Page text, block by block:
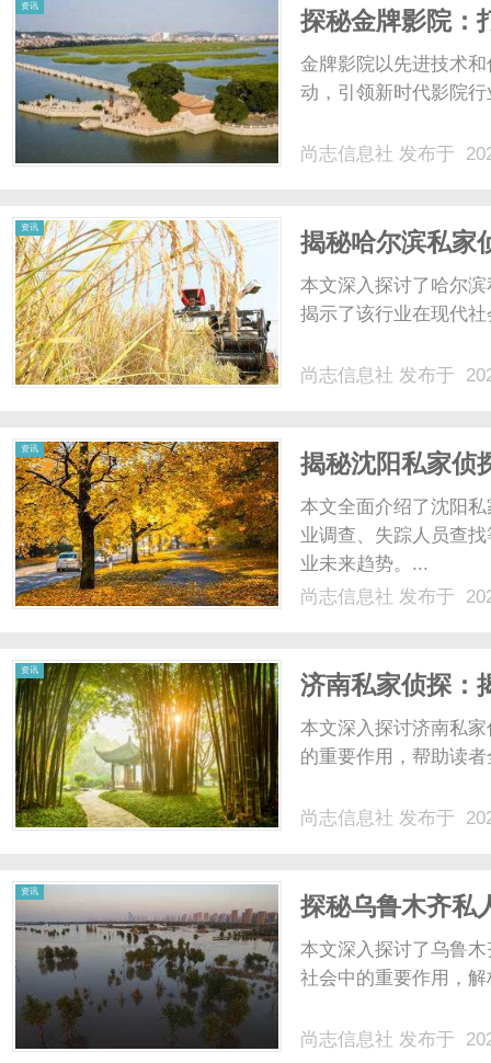
资讯
探秘金牌影院：
金牌影院以先进技术
动，引领新时代影院
尚志信息社 发布于
资讯
揭秘哈尔滨私家
本文深入探讨了哈尔
揭示了该行业在现代
尚志信息社 发布于
资讯
揭秘沈阳私家侦
全方位解析
本文全面介绍了沈阳
业调查、失踪人员查
业未来趋势。...
尚志信息社 发布于
资讯
济南私家侦探：
本文深入探讨济南私
的重要作用，帮助读
尚志信息社 发布于
资讯
探秘乌鲁木齐私
本文深入探讨了乌鲁
社会中的重要作用，
尚志信息社 发布于